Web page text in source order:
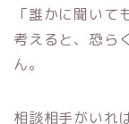
「誰かに聞い
考えると、恐ら
ん。
相談相手がいれ